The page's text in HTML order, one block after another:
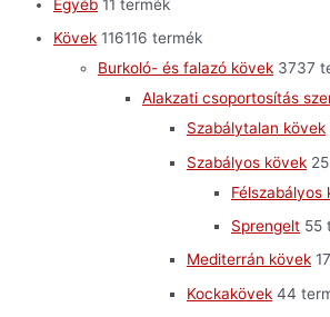
Egyéb 11 termék
Kövek 116116 termék
Burkoló- és falazó kövek 3737
Alakzati csoportosítás
Szabálytalan kövek
Szabályos kövek 25
Félszabályos
Sprengelt 55
Mediterrán kövek 17
Kockakövek 44